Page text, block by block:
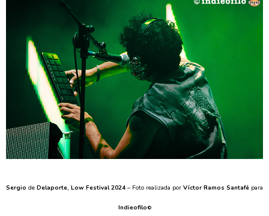
Sergio de Delaporte, Low Festival 2024 – Foto realizada por Víctor Ramos Santafé para
Indieofilo©